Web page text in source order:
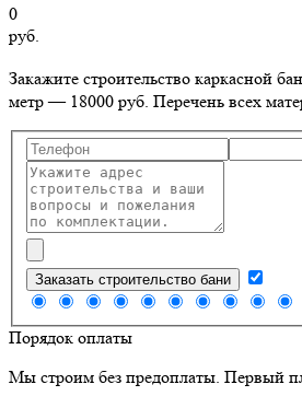
0
руб.
Закажите строительство каркасной
метр — 18000 руб. Перечень всех
Заказать строительство бани
Порядок оплаты
Мы строим без предоплаты. Первый